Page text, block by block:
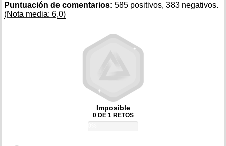
Puntuación de comentarios: 585 positivos, 383 negativos.
(Nota media: 6,0)
Imposible
0 DE 1 RETOS